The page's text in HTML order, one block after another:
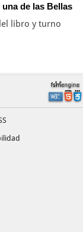
de las Bellas
libro y turno